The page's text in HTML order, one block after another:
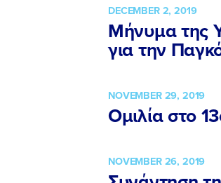
DECEMBER 2, 2019
Μήνυμα της
για την
NOVEMBER 29, 2019
Ομιλία στο
NOVEMBER 26, 2019